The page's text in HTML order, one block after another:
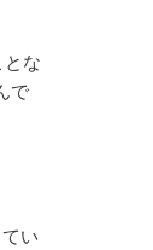
な
で
い